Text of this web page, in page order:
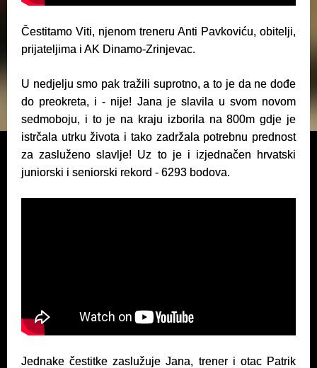
Čestitamo Viti, njenom treneru Anti Pavkoviću, obitelji,
prijateljima i AK Dinamo-Zrinjevac.
U nedjelju smo pak tražili suprotno, a to je da ne dođe
do preokreta, i - nije! Jana je slavila u svom novom
sedmoboju, i to je na kraju izborila na 800m gdje je
istrčala utrku života i tako zadržala potrebnu prednost
za zasluženo slavlje! Uz to je i izjednačen hrvatski
juniorski i seniorski rekord - 6293 bodova.
Jednake čestitke zaslužuje Jana, trener i otac Patrik